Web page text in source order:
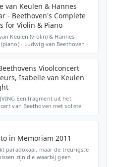
Narodowej Jacek...
van Keulen & Hannes
- Beethoven's Complete
for Violin & Piano
Keulen (violin) & Hannes
- Ludwig van Beethoven -
Isabelle van Keulen
Een fragment uit het
van Beethoven met soliste
in Memoriam 2011
paradoxaal, maar de treurigste
zijn die waarbij geen